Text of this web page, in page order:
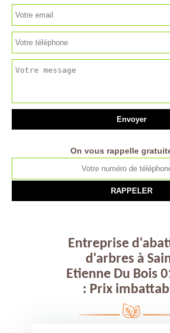
On vous rappelle
Entreprise
d'arbres à
Etienne Du Bois
: Prix